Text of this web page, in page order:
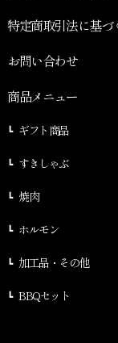
特定商取引法に基づ
お問い合わせ
商品メニュー
ギフト商品
すきしゃぶ
焼肉
ホルモン
加工品・その他
BBQセット